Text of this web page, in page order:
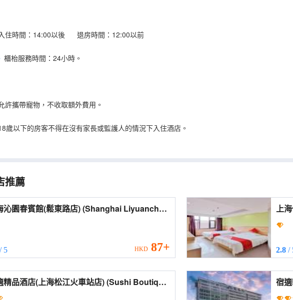
住時間：14:00以後 退房時間：12:00以前
櫃枱服務時間：24小時。
許攜帶寵物，不收取額外費用。
歲以下的房客不得在沒有家長或監護人的情況下入住酒店。
推薦
春賓館(鬆東路店) (Shanghai Liyuanchun
(Songdong Road))
/ 5 HKD 87+ 2.8/
品酒店(上海松江火車站店) (Sushi Boutique
(Shanghai Songjiang Railway Station))
宿適